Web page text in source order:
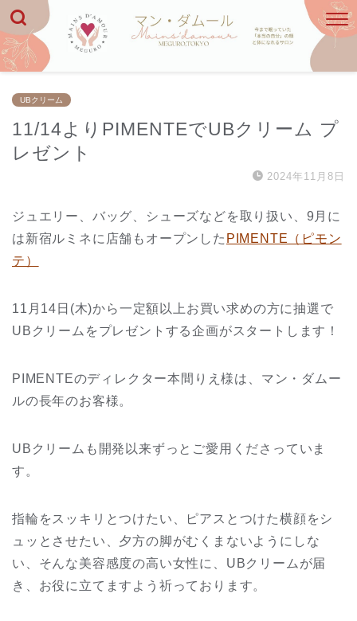
UBクリーム
11/14よりPIMENTEでUBクリーム プ
レゼント
2024年11月8日
ジュエリー、バッグ、シューズなどを取り扱い、9月に
は新宿ルミネに店舗もオープンした PIMENTE（ピモン
テ）
11月14日(木)から一定額以上お買い求めの方に抽選で
UBクリームをプレゼントする企画がスタートします！
PIMENTEのディレクター本間りえ様は、マン・ダムー
ルの長年のお客様。
UBクリームも開発以来ずっとご愛用くださっていま
す。
指輪をスッキリとつけたい、ピアスとつけた横顔をシ
ュッとさせたい、夕方の脚がむくまないようにしな
い、そんな美容感度の高い女性に、UBクリームが届
き、お役に立てますよう祈っております。